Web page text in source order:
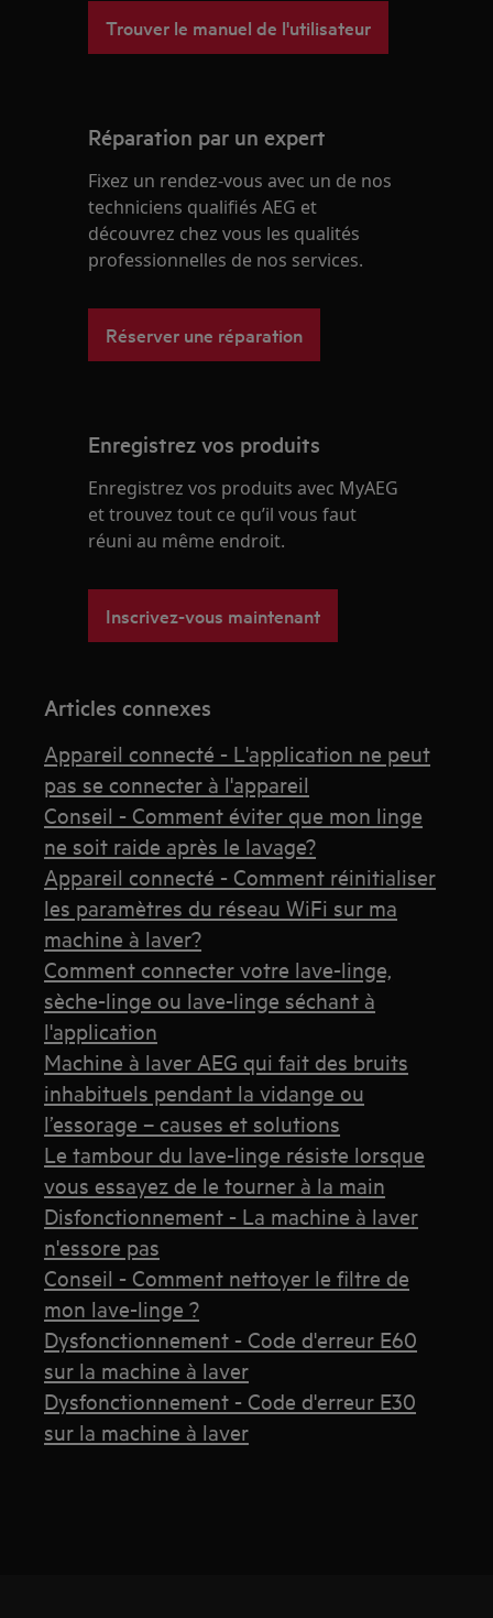
Trouver le manuel de l'utilisateur
Réparation par un expert
Fixez un rendez-vous avec un de nos
techniciens qualifiés AEG et
découvrez chez vous les qualités
professionnelles de nos services.
Réserver une réparation
Enregistrez vos produits
Enregistrez vos produits avec MyAEG
et trouvez tout ce qu’il vous faut
réuni au même endroit.
Inscrivez-vous maintenant
Articles connexes
Appareil connecté - L'application ne peut
pas se connecter à l'appareil
Conseil - Comment éviter que mon linge
ne soit raide après le lavage?
Appareil connecté - Comment réinitialiser
les paramètres du réseau WiFi sur ma
machine à laver?
Comment connecter votre lave-linge,
sèche-linge ou lave-linge séchant à
l'application
Machine à laver AEG qui fait des bruits
inhabituels pendant la vidange ou
l’essorage – causes et solutions
Le tambour du lave-linge résiste lorsque
vous essayez de le tourner à la main
Disfonctionnement - La machine à laver
n'essore pas
Conseil - Comment nettoyer le filtre de
mon lave-linge ?
Dysfonctionnement - Code d'erreur E60
sur la machine à laver
Dysfonctionnement - Code d'erreur E30
sur la machine à laver